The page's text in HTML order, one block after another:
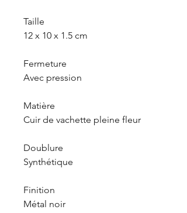
Taille
12 x 10 x 1.5 cm
Fermeture
Avec pression
Matière
Cuir de vachette pleine fleur
Doublure
Synthétique
Finition
Métal noir